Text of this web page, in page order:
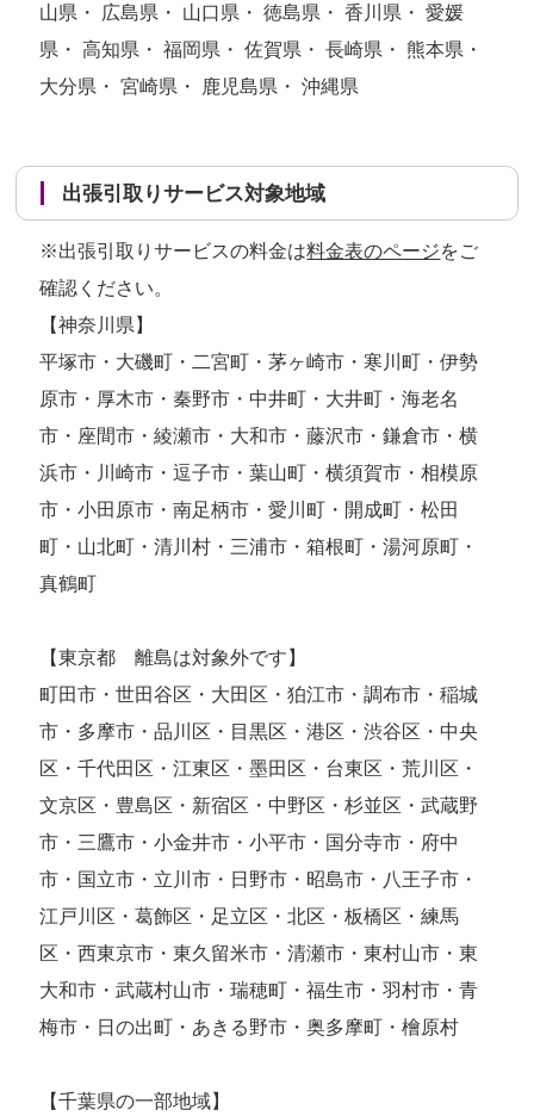
山県・ 広島県・ 山口県・ 徳島県・ 香川県・ 愛媛
県・ 高知県・ 福岡県・ 佐賀県・ 長崎県・ 熊本県・
大分県・ 宮崎県・ 鹿児島県・ 沖縄県
出張引取りサービス対象地域
※出張引取りサービスの料金は料金表のページをご
確認ください。
【神奈川県】
平塚市・大磯町・二宮町・茅ヶ崎市・寒川町・伊勢
原市・厚木市・秦野市・中井町・大井町・海老名
市・座間市・綾瀬市・大和市・藤沢市・鎌倉市・横
浜市・川崎市・逗子市・葉山町・横須賀市・相模原
市・小田原市・南足柄市・愛川町・開成町・松田
町・山北町・清川村・三浦市・箱根町・湯河原町・
真鶴町
【東京都 離島は対象外です】
町田市・世田谷区・大田区・狛江市・調布市・稲城
市・多摩市・品川区・目黒区・港区・渋谷区・中央
区・千代田区・江東区・墨田区・台東区・荒川区・
文京区・豊島区・新宿区・中野区・杉並区・武蔵野
市・三鷹市・小金井市・小平市・国分寺市・府中
市・国立市・立川市・日野市・昭島市・八王子市・
江戸川区・葛飾区・足立区・北区・板橋区・練馬
区・西東京市・東久留米市・清瀬市・東村山市・東
大和市・武蔵村山市・瑞穂町・福生市・羽村市・青
梅市・日の出町・あきる野市・奥多摩町・檜原村
【千葉県の一部地域】